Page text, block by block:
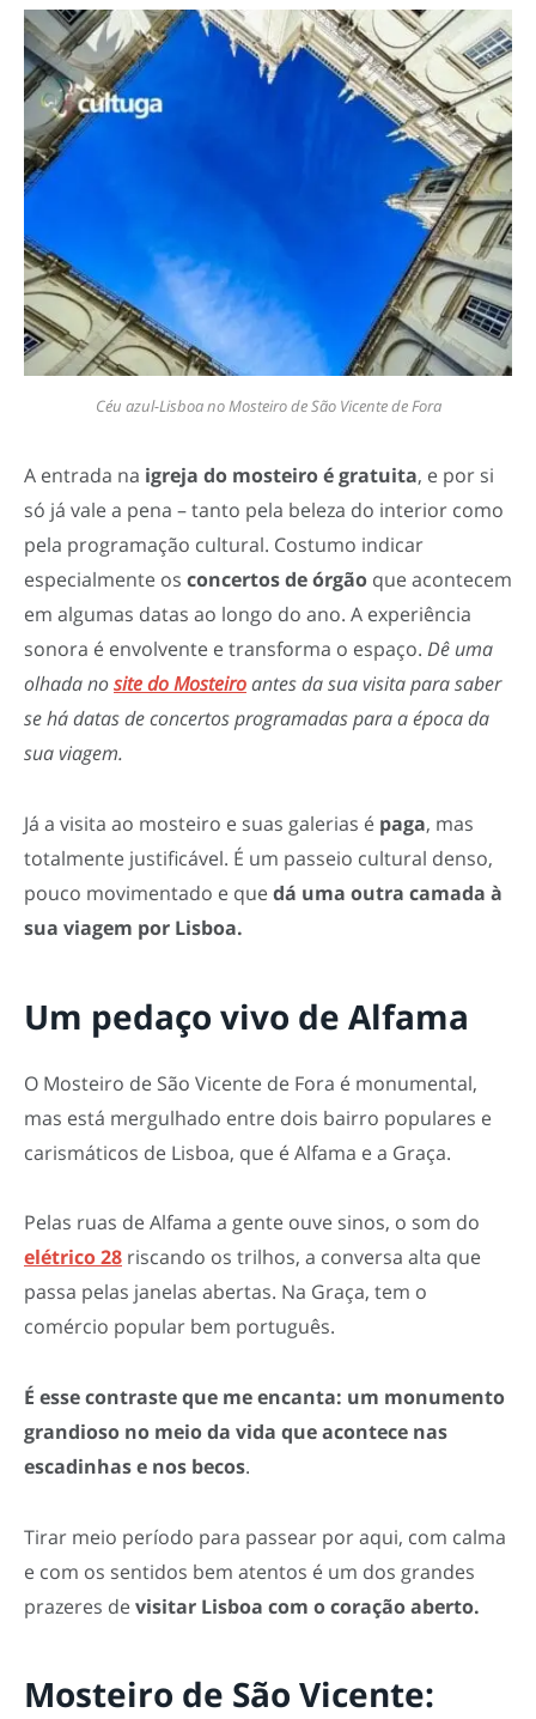
Céu azul-Lisboa no Mosteiro de São Vicente de Fora
A entrada na igreja do mosteiro é gratuita, e por si
só já vale a pena – tanto pela beleza do interior como
pela programação cultural. Costumo indicar
especialmente os concertos de órgão que acontecem
em algumas datas ao longo do ano. A experiência
sonora é envolvente e transforma o espaço. Dê uma
olhada nosite do Mosteiroantes da sua visita para saber
se há datas de concertos programadas para a época da
sua viagem.
Já a visita ao mosteiro e suas galerias é paga, mas
totalmente justificável. É um passeio cultural denso,
pouco movimentado e quedá uma outra camada à
sua viagem por Lisboa.
Um pedaço vivo de Alfama
O Mosteiro de São Vicente de Fora é monumental,
mas está mergulhado entre dois bairro populares e
carismáticos de Lisboa, que é Alfama e a Graça.
Pelas ruas de Alfama a gente ouve sinos, o som do
elétrico 28 riscando os trilhos, a conversa alta que
passa pelas janelas abertas. Na Graça, tem o
comércio popular bem português.
É esse contraste que me encanta: um monumento
grandioso no meio da vida que acontece nas
escadinhas e nos becos.
Tirar meio período para passear por aqui, com calma
e com os sentidos bem atentos é um dos grandes
prazeres devisitar Lisboa com o coração aberto.
Mosteiro de São Vicente: